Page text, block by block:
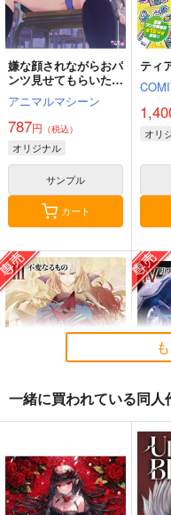
嫌な顔されながらおパ
ンツ見せてもらいたい
本14
アニマルマシーン
787円 （税込）
オリジナル
サンプル
カート
ティ
オリ
神座万象・第十四機
関
黒白
神
関
一緒に買われている同